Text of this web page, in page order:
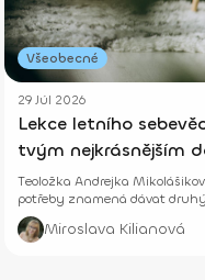
Všeobecné
29 Júl 2026
Lekce letního
tvým nejkrásnějším
Teoložka Andrejka
potřeby znamená dávat
Miroslava Kilianová